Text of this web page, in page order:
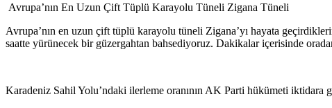
Avrupa’nın En Uzun Çift Tüplü Karayolu Tüneli Zigana Tüneli
Avrupa’nın en uzun çift tüplü karayolu tüneli Zigana’yı hayata
saatte yürünecek bir güzergahtan bahsediyoruz. Dakikalar içerisinde
Karadeniz Sahil Yolu’ndaki ilerleme oranının AK Parti hükümeti iktidara